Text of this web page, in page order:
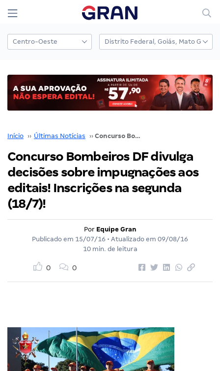
Início ›› Últimas Notícias ›› Concurso Bombeiros DF divulga decisões sobre impugnações aos editais! Inscrições na segunda (18/7)!
Concurso Bombeiros DF divulga
decisões sobre impugnações aos
editais! Inscrições na segunda
(18/7)!
Por Equipe Gran
Publicado em 15/07/16 • Atualizado em 09/08/16
10 min. de leitura
0 0